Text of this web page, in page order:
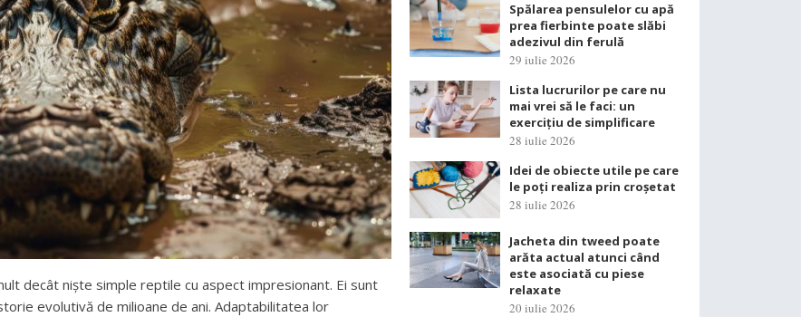
decât niște simple reptile cu aspect impresionant. Ei sunt
evolutivă de milioane de ani. Adaptabilitatea lor
Spălarea pensulelor cu apă
prea fierbinte poate slăbi
adezivul din ferulă
29 iulie 2026
Lista lucrurilor pe care nu
mai vrei să le faci: un
exercițiu de simplificare
28 iulie 2026
Idei de obiecte utile pe care
le poți realiza prin croșetat
28 iulie 2026
Jacheta din tweed poate
arăta actual atunci când
este asociată cu piese
relaxate
20 iulie 2026